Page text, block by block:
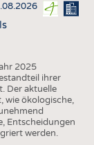
2025
ihrer
Der aktuelle
wie ökologische,
Entscheidungen
werden.